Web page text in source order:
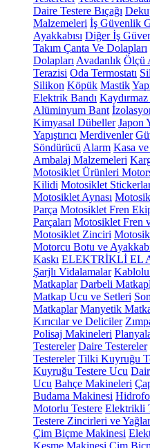
Daire Testere Bıçağı
Malzemeleri İş Güvenlik
Ayakkabısı Diğer İş
Takım Çanta Ve Dolapları
Dolapları Avadanlık Ölçü
Terazisi Oda Termostatı
Silikon Köpük Mastik
Elektrik Bandı
Alüminyum Bant
Kimyasal Dübeller Japon
Yapıştırıcı Merdivenler
Söndürücü Alarm Kasa
Ambalaj Malzemeleri
Motosiklet Ürünleri
Kilidi Motosiklet
Motosiklet Aynası
Parça Motosiklet Fren
Parçaları Motosiklet Fren
Motosiklet Zinciri
Motorcu Botu ve
Kaskı ELEKTRİKLİ EL
Şarjlı Vidalamalar
Matkaplar Darbeli
Matkap Ucu ve Setleri
Matkaplar Manyetik
Kırıcılar ve Deliciler
Polisaj Makineleri
Testereler Daire Testereler
Testereler Tilki Kuyruğu
Kuyruğu Testere Ucu
Ucu Bahçe Makineleri
Budama Makinesi
Motorlu Testere Elektrikli
Testere Zincirleri ve
Çim Biçme Makinesi
Kesme Makinesi Çim